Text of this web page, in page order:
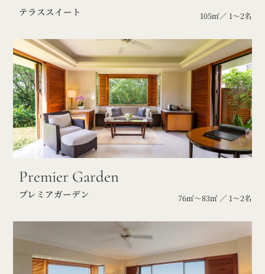
テラススイート 105㎡／ 1～2名
Premier Garden
プレミアガーデン 76㎡～83㎡ ／ 1～2名